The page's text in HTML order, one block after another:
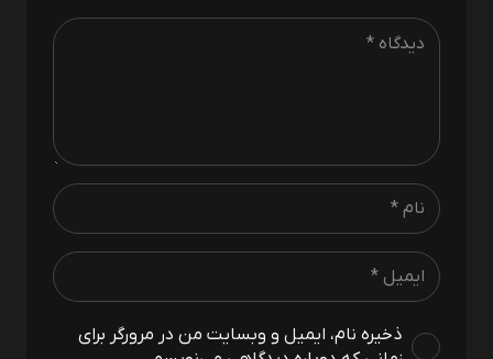
ذخیره نام، ایمیل و وبسایت من در مرورگر برای